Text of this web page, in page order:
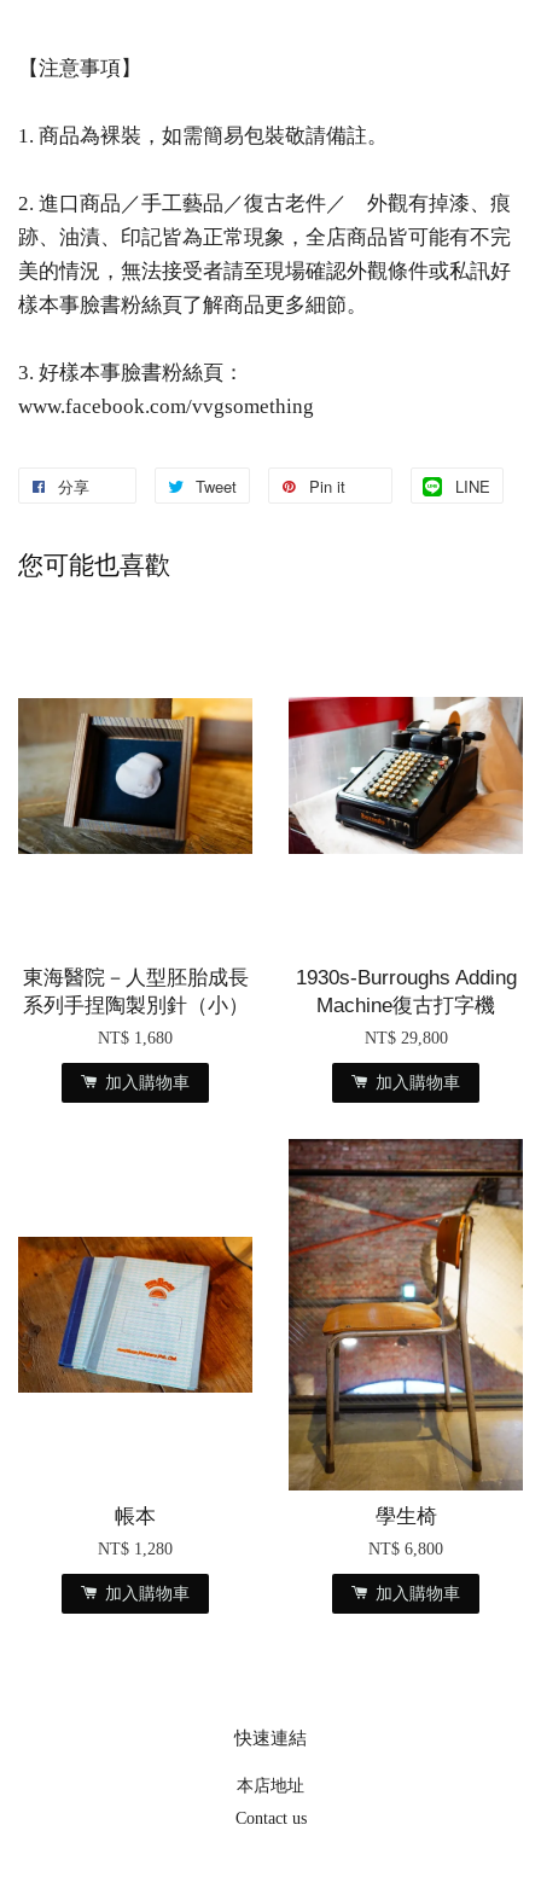
【注意事項】
1. 商品為裸裝，如需簡易包裝敬請備註。
2. 進口商品／手工藝品／復古老件／ 外觀有掉漆、痕
跡、油漬、印記皆為正常現象，全店商品皆可能有不完
美的情況，無法接受者請至現場確認外觀條件或私訊好
樣本事臉書粉絲頁了解商品更多細節。
3. 好樣本事臉書粉絲頁：
www.facebook.com/vvgsomething
分享 Tweet Pin it LINE
您可能也喜歡
東海醫院－人型胚胎成長
系列手捏陶製別針（小）
NT$ 1,680
加入購物車
1930s-Burroughs Adding
Machine復古打字機
NT$ 29,800
加入購物車
帳本
NT$ 1,280
加入購物車
學生椅
NT$ 6,800
加入購物車
快速連結
本店地址
Contact us